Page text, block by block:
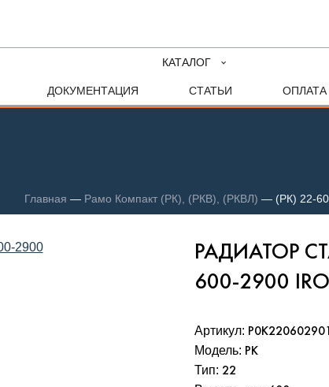
КАТАЛОГ
ДОКУМЕНТАЦИЯ СТАТЬИ ОПЛАТА
Главная — Рамо Компакт (РК), (РКВ), (РКВЛ) — (РК) 22-
РАДИАТОР
600-2900
Артикул:
Модель: РК
Тип: 22